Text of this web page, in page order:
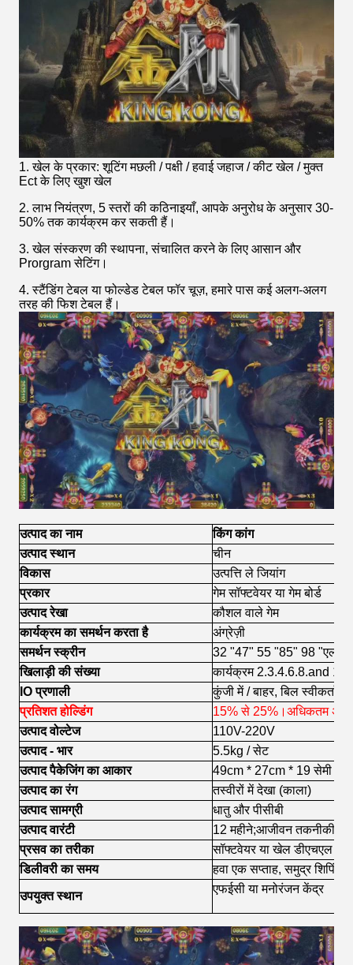
1. खेल के प्रकार: शूटिंग मछली / पक्षी / हवाई जहाज / कीट खेल / मुक्त
Ect के लिए खुश खेल
2. लाभ नियंत्रण, 5 स्तरों की कठिनाइयाँ, आपके अनुरोध के अनुसार 30-
50% तक कार्यक्रम कर सकती हैं।
3. खेल संस्करण की स्थापना, संचालित करने के लिए आसान और
Prorgram सेटिंग।
4. स्टैंडिंग टेबल या फोल्डेड टेबल फॉर चूज़, हमारे पास कई अलग-अलग
तरह की फिश टेबल हैं।
उत्पाद का नाम
किंग कांग
उत्पाद स्थान
चीन
विकास
उत्पत्ति ले जियांग
प्रकार
गेम सॉफ्टवेयर या गेम बोर्ड
उत्पाद रेखा
कौशल वाले गेम
कार्यक्रम का समर्थन करता है
अंग्रेज़ी
समर्थन स्क्रीन
32 "47" 55 "85" 98 "एलजी
खिलाड़ी की संख्या
कार्यक्रम 2.3.4.6.8.and 10
IO प्रणाली
कुंजी में / बाहर, बिल स्वीकर्ता,
प्रतिशत होल्डिंग
15% से 25%।अधिकतम
उत्पाद वोल्टेज
110V-220V
उत्पाद - भार
5.5kg / सेट
उत्पाद पैकेजिंग का आकार
49cm * 27cm * 19 सेमी
उत्पाद का रंग
तस्वीरों में देखा (काला)
उत्पाद सामग्री
धातु और पीसीबी
उत्पाद वारंटी
12 महीने;आजीवन तकनीकी
प्रसव का तरीका
सॉफ्टवेयर या खेल डीएचएल
डिलीवरी का समय
हवा एक सप्ताह, समुद्र शिपिंग
उपयुक्त स्थान
एफईसी या मनोरंजन केंद्र